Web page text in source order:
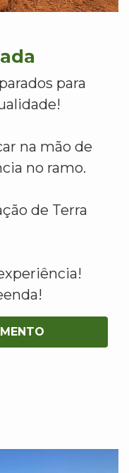
para
na mão de
no ramo.
de Terra